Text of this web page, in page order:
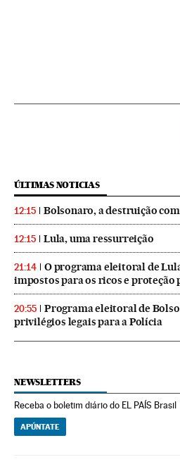
ÚLTIMAS NOTICIAS
12:15 Bolsonaro, a destruição
12:15 Lula, uma ressurreição
21:14
O programa eleitoral de
impostos para os ricos e proteção
20:55
Programa eleitoral de
privilégios legais para a Polícia
NEWSLETTERS
Receba o boletim diário do EL PAÍS Brasil
APÚNTATE